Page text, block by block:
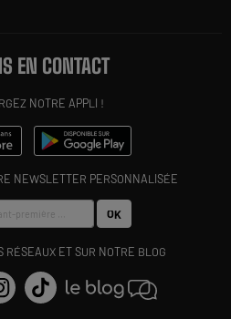
EN CONTACT
NOTRE APPLI !
NEWSLETTER PERSONNALISÉE
OK
RÉSEAUX ET SUR NOTRE BLOG